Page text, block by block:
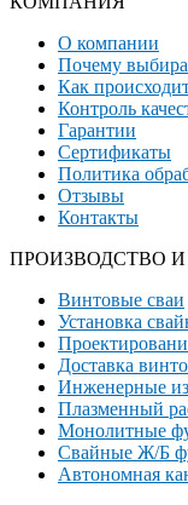
О компании
Почему
Как
Контроль
Гарантии
Сертификаты
Политика
Отзывы
Контакты
ПРОИЗВОДСТВО
Винтовые сваи
Установка
Доставка
Инженерные
Плазменный
Монолитные
Свайные Ж/Б
Автономная